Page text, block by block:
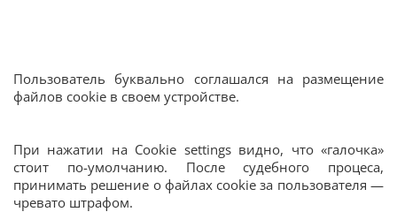
Пользователь буквально соглашался на размещение
файлов cookie в своем устройстве.
При нажатии на Cookie settings видно, что «галочка»
стоит по-умолчанию. После судебного процеса,
принимать решение о файлах cookie за пользователя —
чревато штрафом.